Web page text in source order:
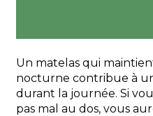
Un matelas qui
nocturne contribue à
durant la journée. Si
pas mal au dos, vous